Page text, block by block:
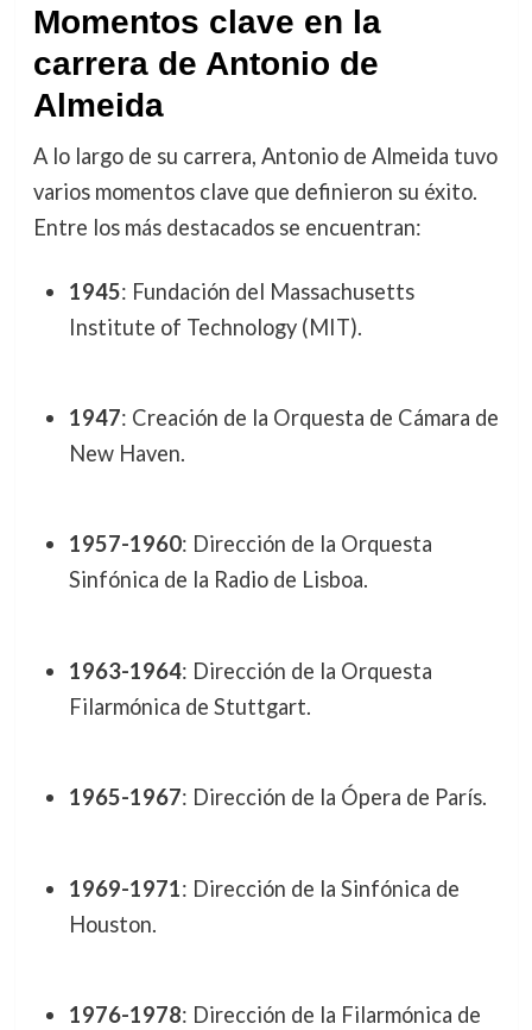
Momentos clave en la
carrera de Antonio de
Almeida
A lo largo de su carrera, Antonio de Almeida tuvo
varios momentos clave que definieron su éxito.
Entre los más destacados se encuentran:
1945: Fundación del Massachusetts
Institute of Technology (MIT).
1947: Creación de la Orquesta de Cámara de
New Haven.
1957-1960: Dirección de la Orquesta
Sinfónica de la Radio de Lisboa.
1963-1964: Dirección de la Orquesta
Filarmónica de Stuttgart.
1965-1967: Dirección de la Ópera de París.
1969-1971: Dirección de la Sinfónica de
Houston.
1976-1978: Dirección de la Filarmónica de